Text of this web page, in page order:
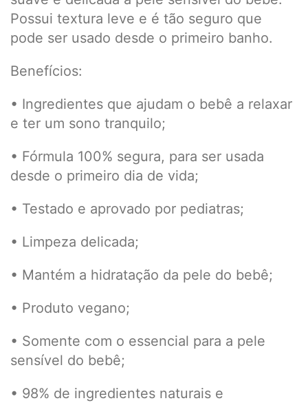
Possui textura leve e é tão seguro que
pode ser usado desde o primeiro banho.
Benefícios:
• Ingredientes que ajudam o bebê a relaxar
e ter um sono tranquilo;
• Fórmula 100% segura, para ser usada
desde o primeiro dia de vida;
• Testado e aprovado por pediatras;
• Limpeza delicada;
• Mantém a hidratação da pele do bebê;
• Produto vegano;
• Somente com o essencial para a pele
sensível do bebê;
• 98% de ingredientes naturais e